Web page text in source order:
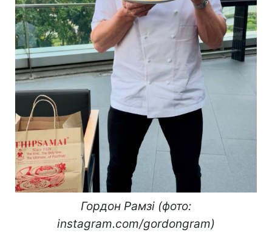
Гордон Рамзі (фото:
instagram.com/gordongram)